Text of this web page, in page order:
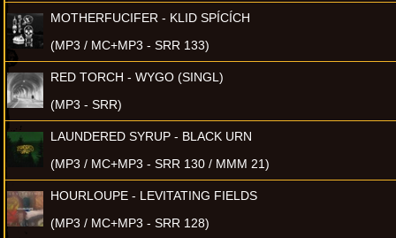
MOTHERFUCIFER - KLID SPÍCÍCH
(MP3 / MC+MP3 - SRR 133)
RED TORCH - WYGO (SINGL)
(MP3 - SRR)
LAUNDERED SYRUP - BLACK URN
(MP3 / MC+MP3 - SRR 130 / MMM 21)
HOURLOUPE - LEVITATING FIELDS
(MP3 / MC+MP3 - SRR 128)